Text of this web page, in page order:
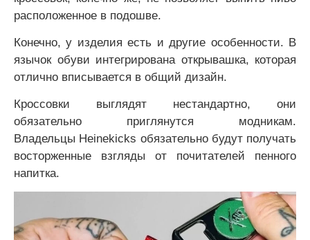
расположенное в подошве.
Конечно, у изделия есть и другие особенности. В
язычок обуви интегрирована открывашка, которая
отлично вписывается в общий дизайн.
Кроссовки выглядят нестандартно, они
обязательно приглянутся модникам.
Владельцы Heinekicks обязательно будут получать
восторженные взгляды от почитателей пенного
напитка.